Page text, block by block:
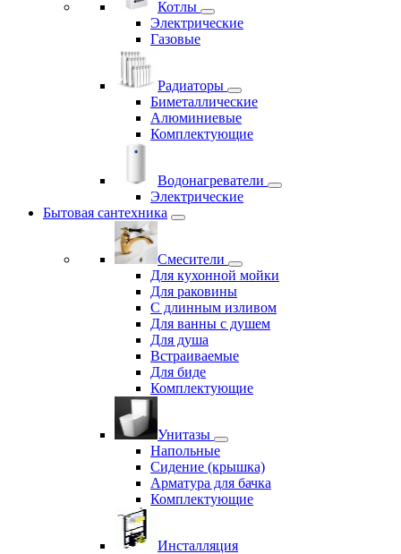
Котлы
Электрические
Газовые
Радиаторы
Биметаллические
Алюминиевые
Комплектующие
Водонагреватели
Электрические
Бытовая сантехника
Смесители
Для кухонной мойки
Для раковины
С длинным изливом
Для ванны с душем
Для душа
Встраиваемые
Для биде
Комплектующие
Унитазы
Напольные
Сидение (крышка)
Арматура для бачка
Комплектующие
Инсталляция